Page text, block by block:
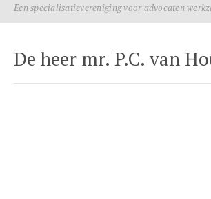
Een specialisatievereniging voor advocaten
De heer mr. P.C. van